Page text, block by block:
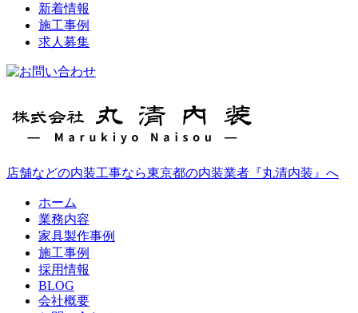
新着情報
施工事例
求人募集
店舗などの内装工事なら東京都の内装業者『丸清内装』へ
ホーム
業務内容
家具製作事例
施工事例
採用情報
BLOG
会社概要